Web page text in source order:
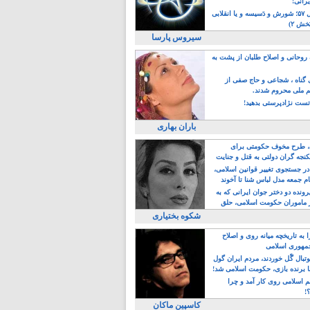
رویداد سال ۵۷؛ شورش و دَسیسه و یا انقلابی
۲)
سیروس پارسا
و اصلاح طلبان از پشت به
گناه ، شجاعی و حاج صفی از
ملی محروم شدند.
نژادپرستی بدهید!
باران بهاری
مخوف حکومتی برای
گران دولتی به قتل و جنایت
جستجوی تغییر قوانین اسلامی،
جمعه مدل لباس شنا تا آخوند
دو دختر جوان ایرانی که به
ماموران حکومت اسلامی، حلق
شکوه بختیاری
به تاریخچه میانه روی و اصلاح
اسلامی
گًل خوردند، مردم ایران گول
برنده بازی، حکومت اسلامی شد!
اسلامی روی کار آمد و چرا
کاسپین ماکان